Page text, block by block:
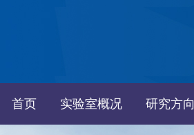
首页 实验室概况 研究方向